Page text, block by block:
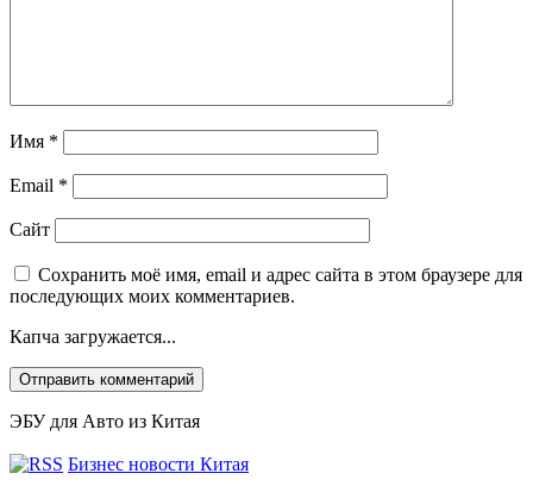
Имя *
Email *
Сайт
Сохранить моё имя, email и адрес сайта в этом браузере для
последующих моих комментариев.
Капча загружается...
ЭБУ для Авто из Китая
Бизнес новости Китая